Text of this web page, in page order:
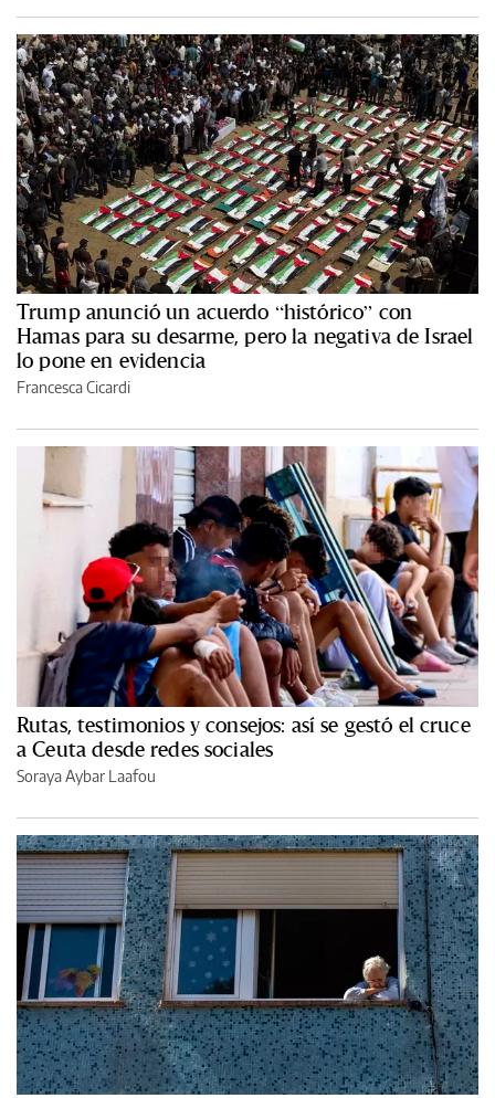
Trump anunció un acuerdo “histórico” con
Hamas para su desarme, pero la negativa de Israel
lo pone en evidencia
Francesca Cicardi
Rutas, testimonios y consejos: así se gestó el cruce
a Ceuta desde redes sociales
Soraya Aybar Laafou